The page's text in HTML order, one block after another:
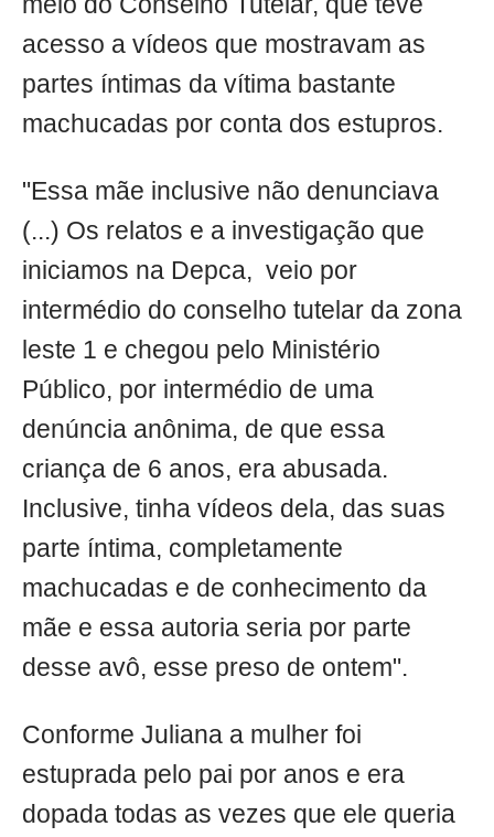
acesso a vídeos que mostravam as
partes íntimas da vítima bastante
machucadas por conta dos estupros.
"Essa mãe inclusive não denunciava
(...) Os relatos e a investigação que
iniciamos na Depca, veio por
intermédio do conselho tutelar da zona
leste 1 e chegou pelo Ministério
Público, por intermédio de uma
denúncia anônima, de que essa
criança de 6 anos, era abusada.
Inclusive, tinha vídeos dela, das suas
parte íntima, completamente
machucadas e de conhecimento da
mãe e essa autoria seria por parte
desse avô, esse preso de ontem".
Conforme Juliana a mulher foi
estuprada pelo pai por anos e era
dopada todas as vezes que ele queria